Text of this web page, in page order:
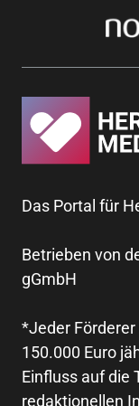
Das Portal für
Betrieben von
gGmbH
*Jeder
150.000 Euro
Einfluss auf die
redaktionellen